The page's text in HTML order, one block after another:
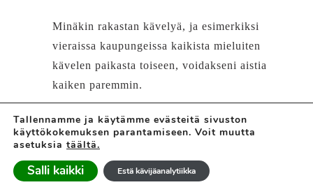
Minäkin rakastan kävelyä, ja esimerkiksi
vieraissa kaupungeissa kaikista mieluiten
kävelen paikasta toiseen, voidakseni aistia
kaiken paremmin.
Mutta juoksussa minun tarvitsee tehdä paljon
enemmän duunia pitääkseni yllä motivaation
hidasta kävelyksi. Kuten kirjoitinkin,
Tallennamme ja käytämme evästeitä sivuston
käyttökokemuksen parantamiseen. Voit muutta
asetuksia täältä.
Salli kaikki Estä kävijäanalytiikka